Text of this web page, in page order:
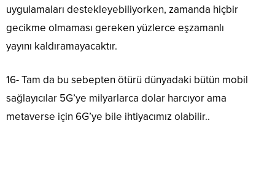
uygulamaları destekleyebiliyorken, zamanda hiçbir
gecikme olmaması gereken yüzlerce eşzamanlı
yayını kaldıramayacaktır.
16- Tam da bu sebepten ötürü dünyadaki bütün mobil
sağlayıcılar 5G’ye milyarlarca dolar harcıyor ama
metaverse için 6G’ye bile ihtiyacımız olabilir..